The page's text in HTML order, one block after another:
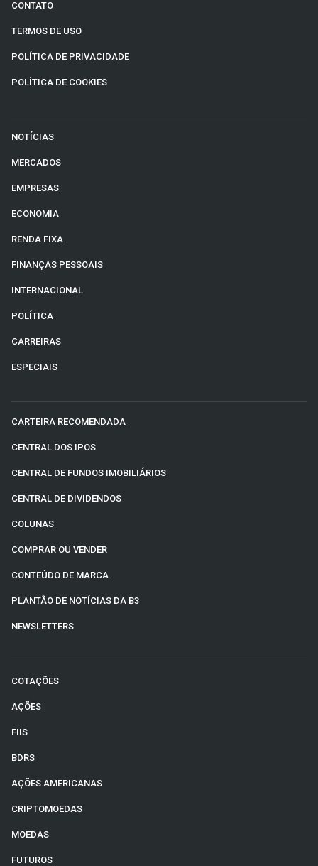
CONTATO
TERMOS DE USO
POLÍTICA DE PRIVACIDADE
POLÍTICA DE COOKIES
NOTÍCIAS
MERCADOS
EMPRESAS
ECONOMIA
RENDA FIXA
FINANÇAS PESSOAIS
INTERNACIONAL
POLÍTICA
CARREIRAS
ESPECIAIS
CARTEIRA RECOMENDADA
CENTRAL DOS IPOS
CENTRAL DE FUNDOS IMOBILIÁRIOS
CENTRAL DE DIVIDENDOS
COLUNAS
COMPRAR OU VENDER
CONTEÚDO DE MARCA
PLANTÃO DE NOTÍCIAS DA B3
NEWSLETTERS
COTAÇÕES
AÇÕES
FIIS
BDRS
AÇÕES AMERICANAS
CRIPTOMOEDAS
MOEDAS
FUTUROS